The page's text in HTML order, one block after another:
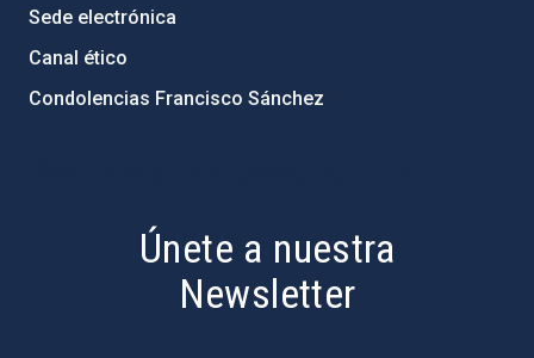
Sede electrónica
Canal ético
Condolencias Francisco Sánchez
Únete a nuestra
Newsletter